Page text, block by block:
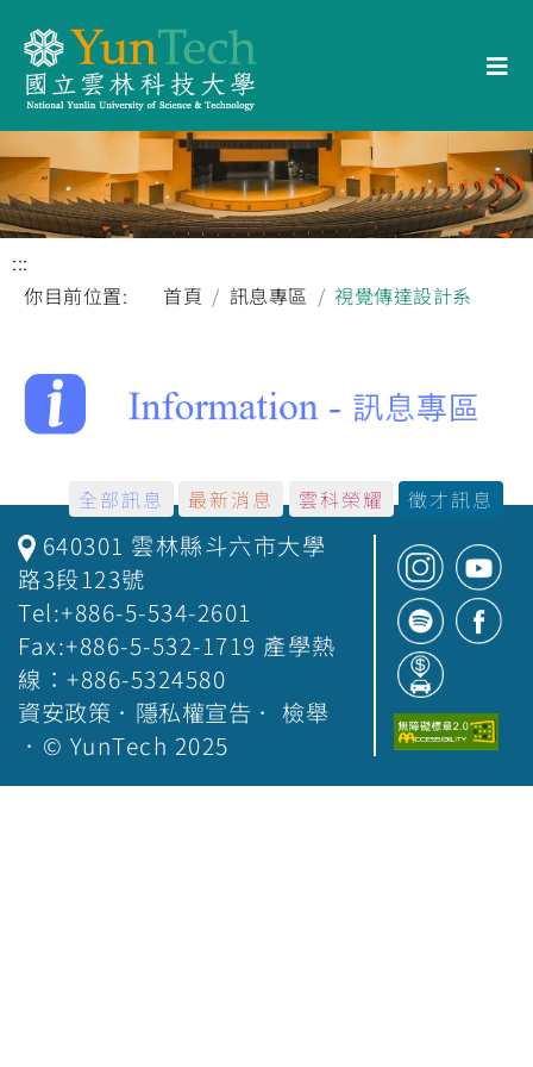
:::
你目前位置:
首頁 訊息專區 視覺傳達設計系
全部訊息 最新消息 雲科榮耀 徵才訊息
640301 雲林縣斗六市大學
路3段123號
Tel:+886-5-534-2601
Fax:+886-5-532-1719 產學熱
線：+886-5324580
資安政策 ． 隱私權宣告 ． 檢舉
．© YunTech 2025